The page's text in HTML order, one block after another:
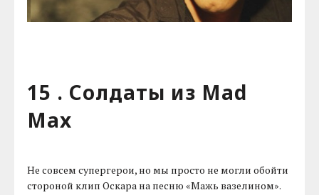
15 . Солдаты из Mad
Max
Не совсем супергерои, но мы просто не могли обойти
стороной клип Оскара на песню «Мажь вазелином».